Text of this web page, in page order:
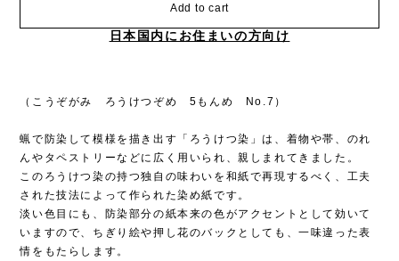
Add to cart
日本国内にお住まいの方向け
（こうぞがみ ろうけつぞめ 5もんめ No.7）
蝋で防染して模様を描き出す「ろうけつ染」は、着物や帯、のれ
んやタペストリーなどに広く用いられ、親しまれてきました。
このろうけつ染の持つ独自の味わいを和紙で再現するべく、工夫
された技法によって作られた染め紙です。
淡い色目にも、防染部分の紙本来の色がアクセントとして効いて
いますので、ちぎり絵や押し花のバックとしても、一味違った表
情をもたらします。